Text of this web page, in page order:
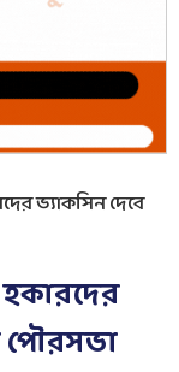
ভ্যাকসিন দেবে
পৌরসভা